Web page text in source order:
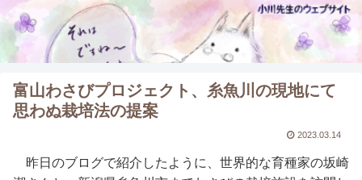
富山わさびプロジェクト、糸魚川の現地にて
思わぬ栽培法の提案
2023.03.14
昨日のブログで紹介したように、世界的な育種家の坂崎